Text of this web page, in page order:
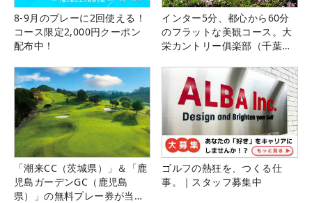
8-9月のプレーに2回使える！
コース限定2,000円クーポン
配布中！
インター5分、都心から60分
のフラットな美観コース。大
栄カントリー俱楽部（千葉
「潮来CC（茨城県）」＆「鹿
児島ガーデンGC（鹿児島
県）」の無料プレー券が当た
ゴルフの熱狂を、つくる仕
事。｜スタッフ募集中